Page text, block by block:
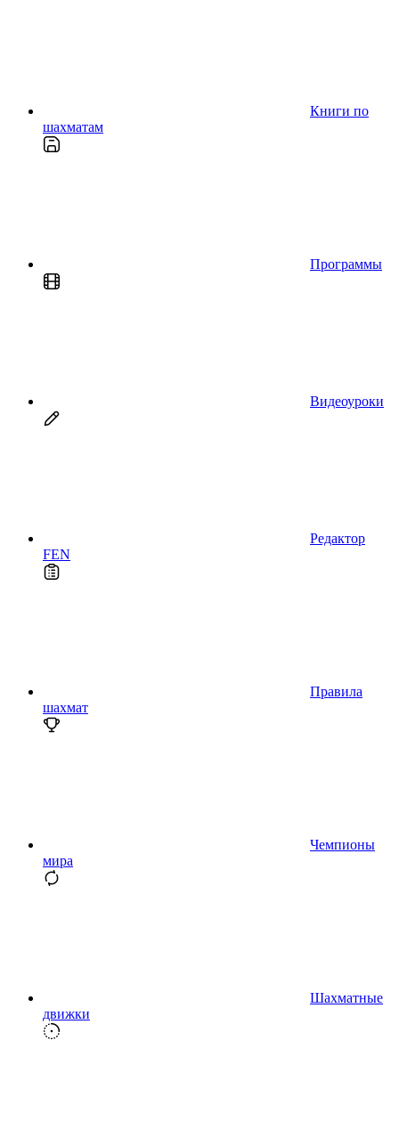
Книги по
шахматам
Программы
Видеоуроки
Редактор
FEN
Правила
шахмат
Чемпионы
мира
Шахматные
движки